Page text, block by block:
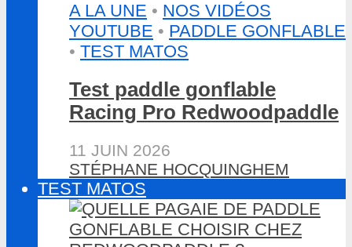
A LA UNE • NOS VIDÉOS
YOUTUBE • PADDLE GONFLABLE
• TEST MATOS
Test paddle gonflable
Racing Pro Redwoodpaddle
11 JUIN 2026
STÉPHANE HOCQUINGHEM
TEST MATOS